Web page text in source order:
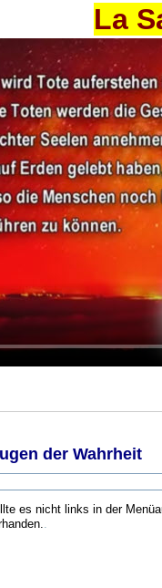
La
der Wahrheit
es nicht links in der